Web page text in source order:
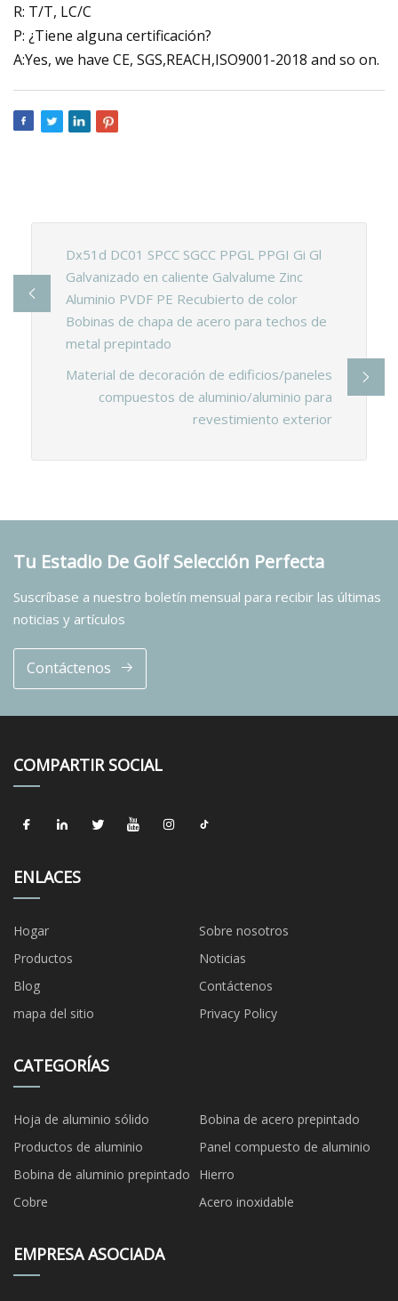
R: T/T, LC/C
P: ¿Tiene alguna certificación?
A:Yes, we have CE, SGS,REACH,ISO9001-2018 and so on.
Dx51d DC01 SPCC SGCC PPGL PPGI Gi Gl
Galvanizado en caliente Galvalume Zinc
Aluminio PVDF PE Recubierto de color
Bobinas de chapa de acero para techos de
metal prepintado
Material de decoración de edificios/paneles
compuestos de aluminio/aluminio para
revestimiento exterior
Tu Estadio De Golf Selección Perfecta
Suscríbase a nuestro boletín mensual para recibir las últimas
noticias y artículos
Contáctenos
COMPARTIR SOCIAL
ENLACES
Hogar
Sobre nosotros
Productos
Noticias
Blog
Contáctenos
mapa del sitio
Privacy Policy
CATEGORÍAS
Hoja de aluminio sólido
Bobina de acero prepintado
Productos de aluminio
Panel compuesto de aluminio
Bobina de aluminio prepintado
Hierro
Cobre
Acero inoxidable
EMPRESA ASOCIADA